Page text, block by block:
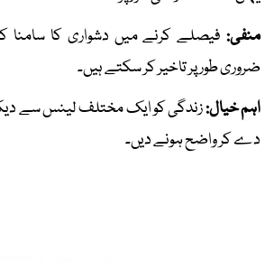
منفی: فیصلے کرنے میں دشواری کا سامنا
ضروری طور پر تاخیر کر سکتے ہیں۔
اہم خیال:زندگی کو ایک مختلف لینس سے
دے کر واضح ہونے دیں۔